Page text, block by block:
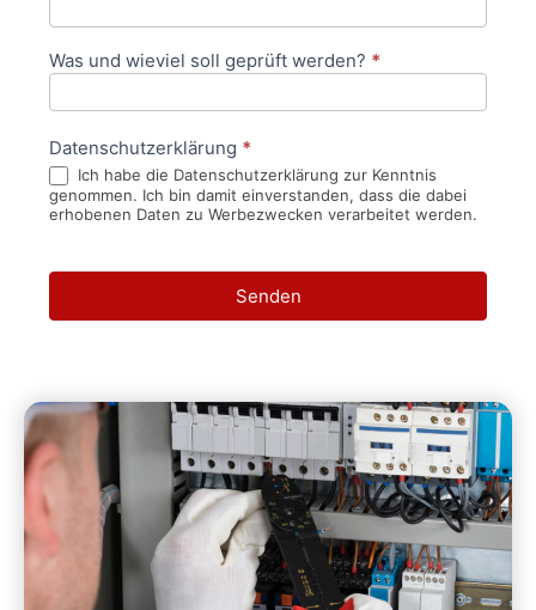
Was und wieviel soll geprüft werden? *
Datenschutzerklärung *
Ich habe die Datenschutzerklärung zur Kenntnis
genommen. Ich bin damit einverstanden, dass die dabei
erhobenen Daten zu Werbezwecken verarbeitet werden.
Senden